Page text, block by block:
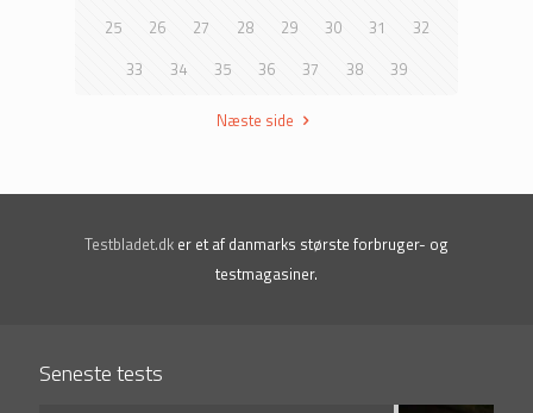
25
26 27 28 29 30 31
32
33
34 35 36 37 38 39
Næste side
Testbladet.dk er et af danmarks største forbruger- og
testmagasiner.
Seneste tests